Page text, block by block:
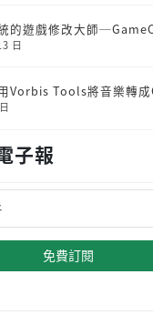
的遊戲修改大師
日
Vorbis Tools將音樂轉
子報
免費訂閱